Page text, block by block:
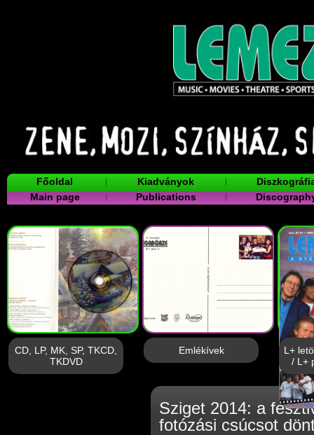
Főoldal Kiadványok
Main page
Publications
CD, LP, MK, SP, TKCD,
TKDVD
Emlékívek
L+
/ L+
Sziget 2014: a
fotózási csúcsot